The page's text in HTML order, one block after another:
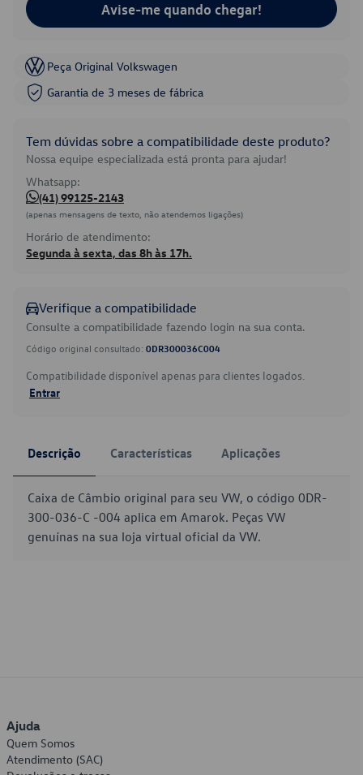
Avise-me quando chegar!
Peça Original Volkswagen
Garantia de 3 meses de fábrica
Tem dúvidas sobre a compatibilidade deste produto?
Nossa equipe especializada está pronta para ajudar!
Whatsapp:
(41) 99125-2143
(apenas mensagens de texto, não atendemos ligações)
Horário de atendimento:
Segunda à sexta, das 8h às 17h.
Verifique a compatibilidade
Consulte a compatibilidade fazendo login na sua conta.
Código original consultado: 0DR300036C004
Compatibilidade disponível apenas para clientes logados.
Entrar
Descrição Características Aplicações
Caixa de Câmbio original para seu VW, o código 0DR-
300-036-C -004 aplica em Amarok. Peças VW
genuínas na sua loja virtual oficial da VW.
Ajuda
Quem Somos
Atendimento (SAC)